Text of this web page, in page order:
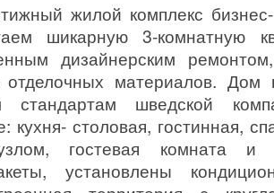
жилой комплекс
шикарную 3-комнатную
дизайнерским
отделочных материалов.
стандартам шведской
кухня- столовая, гостинная,
гостевая комната и
установлены